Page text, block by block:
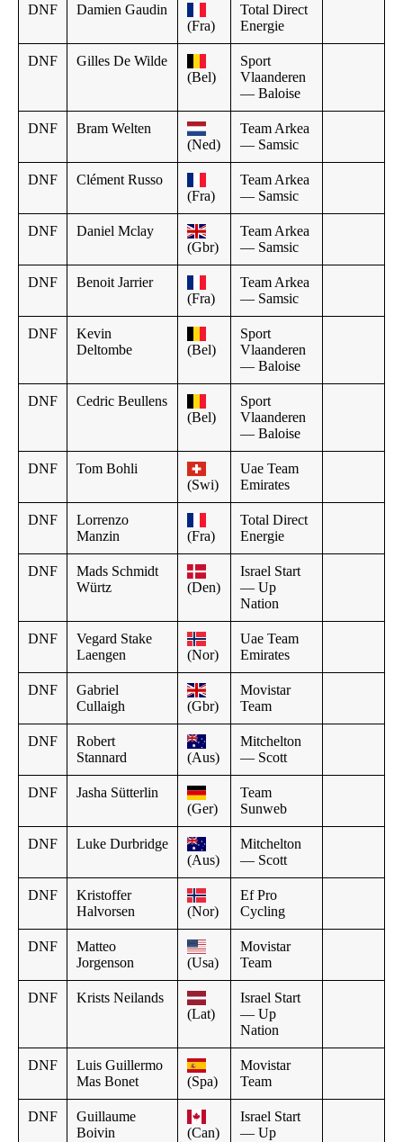
DNF
Damien Gaudin
(Fra)
Total Direct
Energie
DNF
Gilles De Wilde
(Bel)
Sport
Vlaanderen
— Baloise
DNF
Bram Welten
(Ned)
Team Arkea
— Samsic
DNF
Clément Russo
(Fra)
Team Arkea
— Samsic
DNF
Daniel Mclay
(Gbr)
Team Arkea
— Samsic
DNF
Benoit Jarrier
(Fra)
Team Arkea
— Samsic
DNF
Kevin
Deltombe
(Bel)
Sport
Vlaanderen
— Baloise
DNF
Cedric Beullens
(Bel)
Sport
Vlaanderen
— Baloise
DNF
Tom Bohli
(Swi)
Uae Team
Emirates
DNF
Lorrenzo
Manzin
(Fra)
Total Direct
Energie
DNF
Mads Schmidt
Würtz
(Den)
Israel Start
— Up
Nation
DNF
Vegard Stake
Laengen
(Nor)
Uae Team
Emirates
DNF
Gabriel
Cullaigh
(Gbr)
Movistar
Team
DNF
Robert
Stannard
(Aus)
Mitchelton
— Scott
DNF
Jasha Sütterlin
(Ger)
Team
Sunweb
DNF
Luke Durbridge
(Aus)
Mitchelton
— Scott
DNF
Kristoffer
Halvorsen
(Nor)
Ef Pro
Cycling
DNF
Matteo
Jorgenson
(Usa)
Movistar
Team
DNF
Krists Neilands
(Lat)
Israel Start
— Up
Nation
DNF
Luis Guillermo
Mas Bonet
(Spa)
Movistar
Team
DNF
Guillaume
Boivin
(Can)
Israel Start
— Up